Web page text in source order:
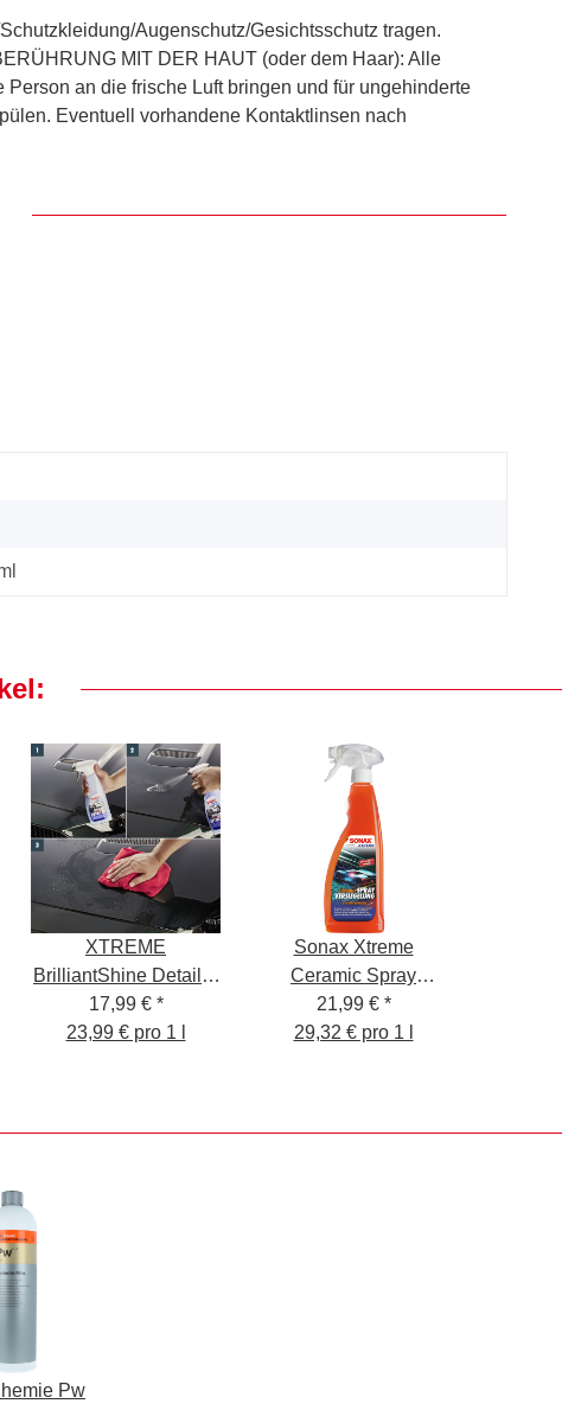
Augenschutz/Gesichtsschutz tragen.
MIT DER HAUT (oder dem Haar): Alle
an die frische Luft bringen und für ungehinderte
Eventuell vorhandene Kontaktlinsen nach
XTREME
BrilliantShine Detailer
750 ml
17,99 € *
23,99 € pro 1 l
Sonax Xtreme
Ceramic Spray
Versiegelung 750ml
21,99 € *
29,32 € pro 1 l
Pw